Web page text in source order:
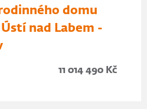
domu
Ústí nad Labem -
11 014 490 Kč